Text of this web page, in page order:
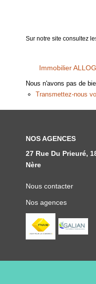
Sur notre site consultez
Immobilier
Nous n'avons pas de
Transmettez-nous
NOS AGENCES
27 Rue Du Prieuré,
Nère
Nous contacter
Nos agences